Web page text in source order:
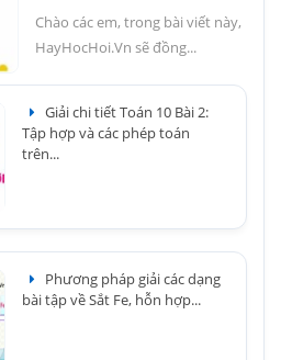
Chào các em, trong bài viết này,
HayHocHoi.Vn sẽ đồng...
Giải chi tiết Toán 10 Bài 2:
Tập hợp và các phép toán
trên...
Phương pháp giải các dạng
bài tập về Sắt Fe, hỗn hợp...